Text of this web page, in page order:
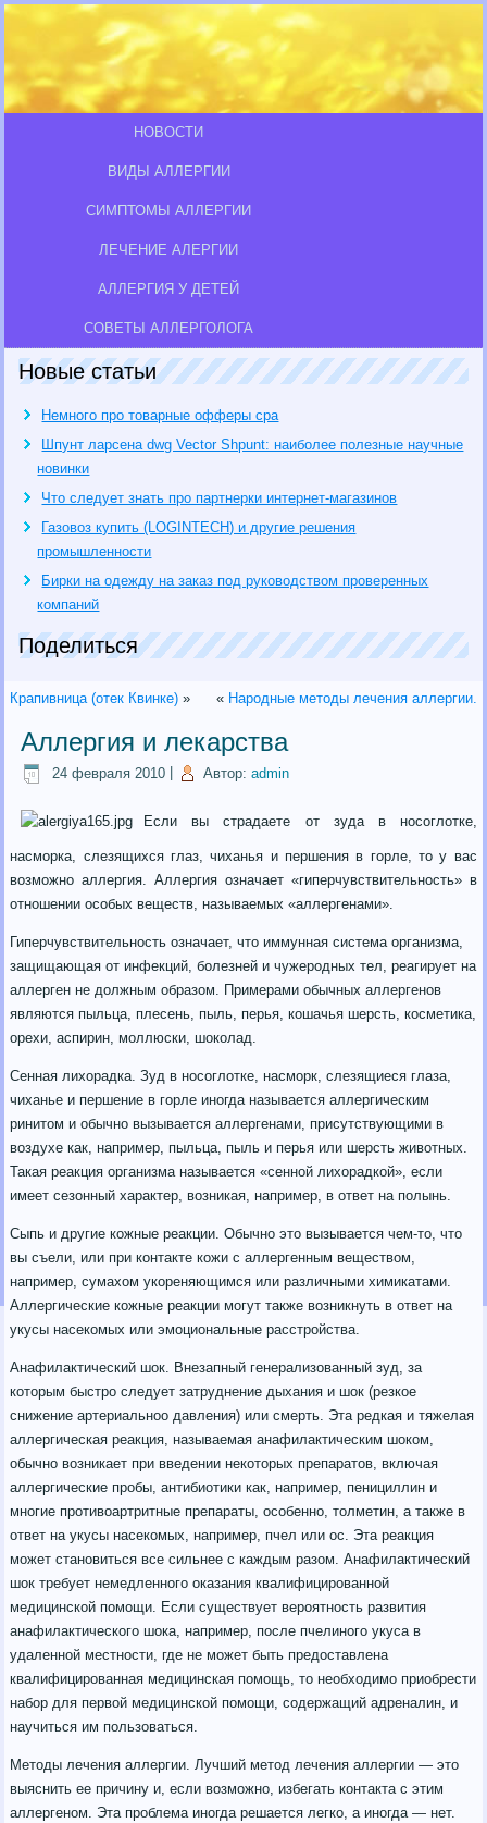
НОВОСТИ
ВИДЫ АЛЛЕРГИИ
СИМПТОМЫ АЛЛЕРГИИ
ЛЕЧЕНИЕ АЛЕРГИИ
АЛЛЕРГИЯ У ДЕТЕЙ
СОВЕТЫ АЛЛЕРГОЛОГА
Новые статьи
Немного про товарные офферы cpa
Шпунт ларсена dwg Vector Shpunt: наиболее полезные научные
новинки
Что следует знать про партнерки интернет-магазинов
Газовоз купить (LOGINTECH) и другие решения
промышленности
Бирки на одежду на заказ под руководством проверенных
компаний
Поделиться
Крапивница (отек Квинке) » « Народные методы лечения аллергии.
Аллергия и лекарства
24 февраля 2010 Автор: admin
Если вы страдаете от зуда в носоглотке,
насморка, слезящихся глаз, чиханья и першения в горле, то у вас
возможно аллергия. Аллергия означает «гиперчувствительность» в
отношении особых веществ, называемых «аллергенами».
Гиперчувствительность означает, что иммунная система организма,
защищающая от инфекций, болезней и чужеродных тел, реагирует на
аллерген не должным образом. Примерами обычных аллергенов
являются пыльца, плесень, пыль, перья, кошачья шерсть, косметика,
орехи, аспирин, моллюски, шоколад.
Сенная лихорадка. Зуд в носоглотке, насморк, слезящиеся глаза,
чиханье и першение в горле иногда называется аллергическим
ринитом и обычно вызывается аллергенами, присутствующими в
воздухе как, например, пыльца, пыль и перья или шерсть животных.
Такая реакция организма называется «сенной лихорадкой», если
имеет сезонный характер, возникая, например, в ответ на полынь.
Сыпь и другие кожные реакции. Обычно это вызывается чем-то, что
вы съели, или при контакте кожи с аллергенным веществом,
например, сумахом укореняющимся или различными химикатами.
Аллергические кожные реакции могут также возникнуть в ответ на
укусы насекомых или эмоциональные расстройства.
Анафилактический шок. Внезапный генерализованный зуд, за
которым быстро следует затруднение дыхания и шок (резкое
снижение артериальноо давления) или смерть. Эта редкая и тяжелая
аллергическая реакция, называемая анафилактическим шоком,
обычно возникает при введении некоторых препаратов, включая
аллергические пробы, антибиотики как, например, пенициллин и
многие противоартритные препараты, особенно, толметин, а также в
ответ на укусы насекомых, например, пчел или ос. Эта реакция
может становиться все сильнее с каждым разом. Анафилактический
шок требует немедленного оказания квалифицированной
медицинской помощи. Если существует вероятность развития
анафилактического шока, например, после пчелиного укуса в
удаленной местности, где не может быть предоставлена
квалифицированная медицинская помощь, то необходимо приобрести
набор для первой медицинской помощи, содержащий адреналин, и
научиться им пользоваться.
Методы лечения аллергии. Лучший метод лечения аллергии — это
выяснить ее причину и, если возможно, избегать контакта с этим
аллергеном. Эта проблема иногда решается легко, а иногда — нет.